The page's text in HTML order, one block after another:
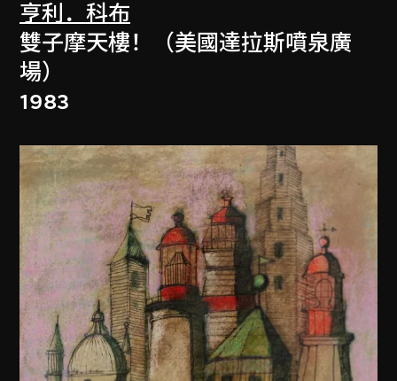
亨利．科布
雙子摩天樓！（美國達拉斯噴泉廣
場）
1983